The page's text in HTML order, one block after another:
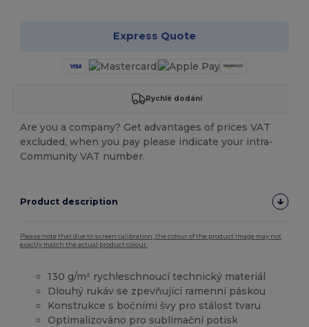
Express Quote
Rychlé dodání
Are you a company? Get advantages of prices VAT
excluded, when you pay please indicate your intra-
Community VAT number.
Product description
Please note that due to screen calibration, the colour of the product image may not
exactly match the actual product colour.
130 g/m² rychleschnoucí technický materiál
Dlouhý rukáv se zpevňující ramenní páskou
Konstrukce s bočními švy pro stálost tvaru
Optimalizováno pro sublimační potisk